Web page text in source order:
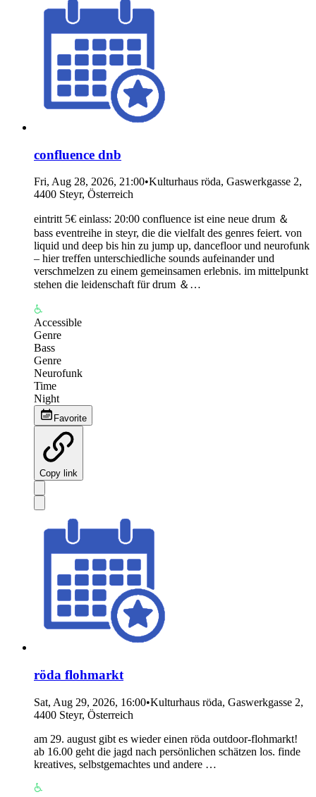
confluence dnb
Fri, Aug 28, 2026, 21:00•Kulturhaus röda, Gaswerkgasse 2,
4400 Steyr, Österreich
eintritt 5€ einlass: 20:00 confluence ist eine neue drum ＆
bass eventreihe in steyr, die die vielfalt des genres feiert. von
liquid und deep bis hin zu jump up, dancefloor und neurofunk
– hier treffen unterschiedliche sounds aufeinander und
verschmelzen zu einem gemeinsamen erlebnis. im mittelpunkt
stehen die leidenschaft für drum ＆…
Accessible
Genre
Bass
Genre
Neurofunk
Time
Night
Favorite
Copy link
röda flohmarkt
Sat, Aug 29, 2026, 16:00•Kulturhaus röda, Gaswerkgasse 2,
4400 Steyr, Österreich
am 29. august gibt es wieder einen röda outdoor-flohmarkt!
ab 16.00 geht die jagd nach persönlichen schätzen los. finde
kreatives, selbstgemachtes und andere …